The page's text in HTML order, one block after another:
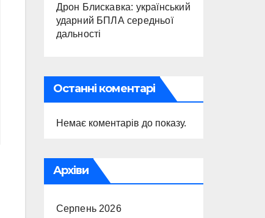
Дрон Блискавка: український
ударний БПЛА середньої
дальності
Останні коментарі
Немає коментарів до показу.
Архіви
Серпень 2026